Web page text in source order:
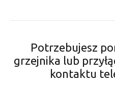
Potrzebujesz
grzejnika lub
kontaktu